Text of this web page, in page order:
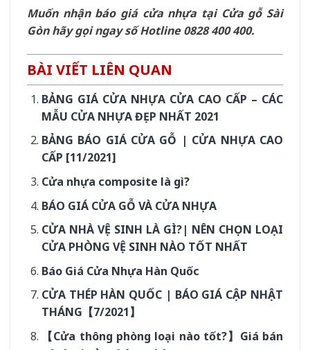
Muốn nhận báo giá cửa nhựa tại Cửa gỗ Sài
Gòn hãy gọi ngay số Hotline 0828 400 400.
BÀI VIẾT LIÊN QUAN
BẢNG GIÁ CỬA NHỰA CỬA CAO CẤP – CÁC
MẪU CỬA NHỰA ĐẸP NHẤT 2021
BẢNG BÁO GIÁ CỬA GỖ | CỬA NHỰA CAO
CẤP [11/2021]
Cửa nhựa composite là gì?
BÁO GIÁ CỬA GỖ VÀ CỬA NHỰA
CỬA NHÀ VỆ SINH LÀ GÌ?| NÊN CHỌN LOẠI
CỬA PHÒNG VỆ SINH NÀO TỐT NHẤT
Báo Giá Cửa Nhựa Hàn Quốc
CỬA THÉP HÀN QUỐC | BÁO GIÁ CẬP NHẬT
THÁNG【7/2021】
【Cửa thông phòng loại nào tốt?】Giá bán